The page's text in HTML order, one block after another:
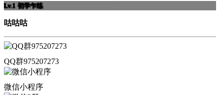
Lv.1 初学乍练
咕咕咕
QQ群975207273
微信小程序